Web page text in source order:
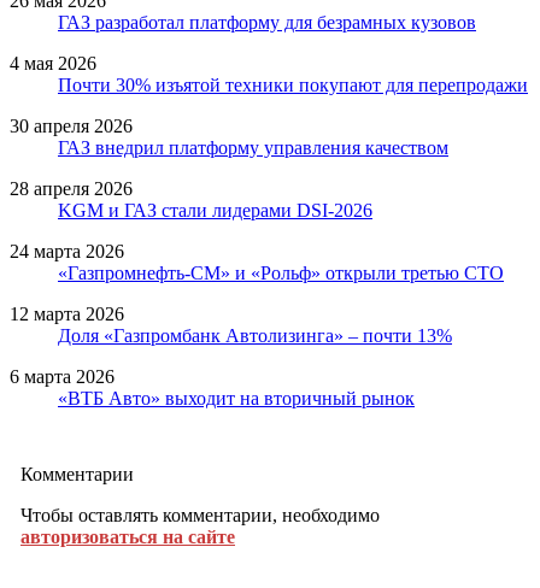
ГАЗ разработал платформу для безрамных кузовов
4 мая 2026
Почти 30% изъятой техники покупают для перепродажи
30 апреля 2026
ГАЗ внедрил платформу управления качеством
28 апреля 2026
KGM и ГАЗ стали лидерами DSI-2026
24 марта 2026
«Газпромнефть-СМ» и «Рольф» открыли третью СТО
12 марта 2026
Доля «Газпромбанк Автолизинга» – почти 13%
6 марта 2026
«ВТБ Авто» выходит на вторичный рынок
Комментарии
Чтобы оставлять комментарии, необходимо
авторизоваться на сайте